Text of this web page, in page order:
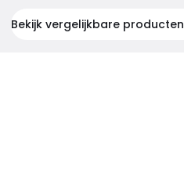
Bekijk vergelijkbare producten